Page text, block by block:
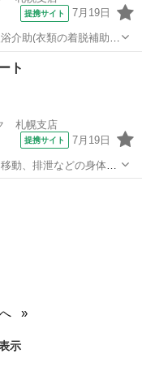
提携サイト 7月19日
介助(衣類の着脱補助、
摂取のサポート、声掛
導、見守り、おむつ
ト
札幌支店
提携サイト 7月19日
動、排泄などの身体介
作業の補助業務 ・伝
示